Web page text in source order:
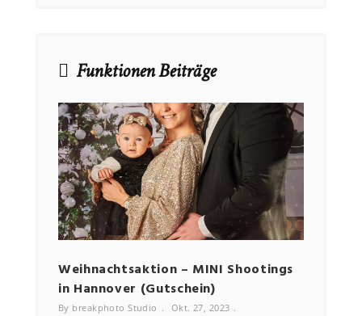
Funktionen Beiträge
Weihnachtsaktion – MINI Shootings
in Hannover (Gutschein)
By breakphoto Studio
Okt. 27, 2023
NEWSLETTER
Email